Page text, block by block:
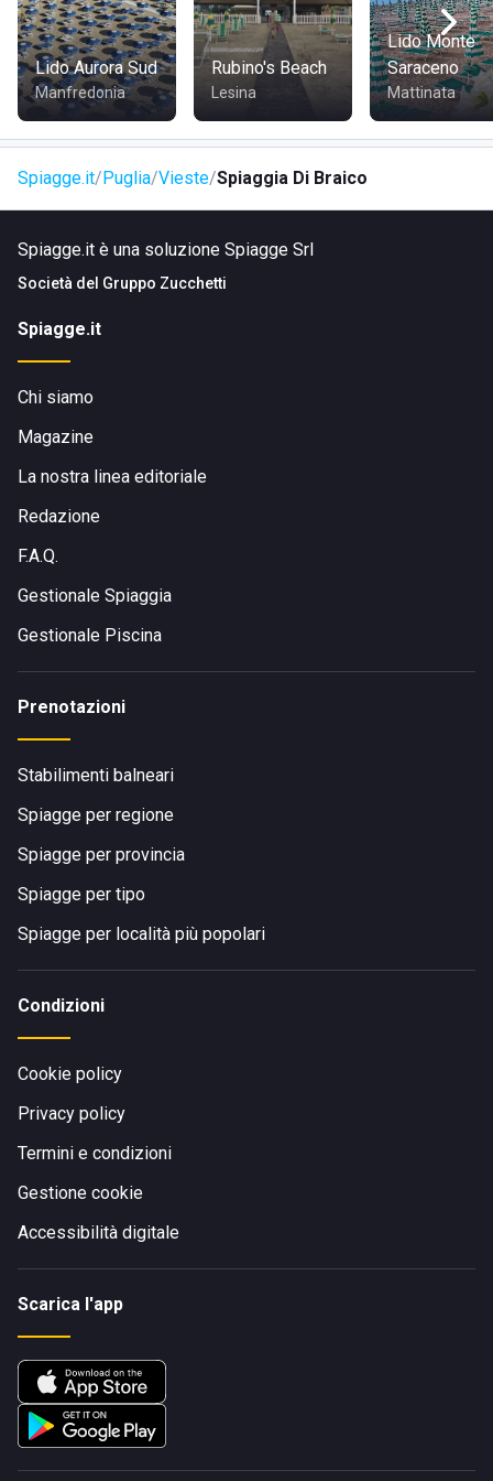
Lido Aurora Sud
Manfredonia
Rubino's Beach
Lesina
Lido Monte
Saraceno
Mattinata
Spiagge.it Puglia Vieste Spiaggia Di Braico
Spiagge.it è una soluzione Spiagge Srl
Società del Gruppo Zucchetti
Spiagge.it
Chi siamo
Magazine
La nostra linea editoriale
Redazione
F.A.Q.
Gestionale Spiaggia
Gestionale Piscina
Prenotazioni
Stabilimenti balneari
Spiagge per regione
Spiagge per provincia
Spiagge per tipo
Spiagge per località più popolari
Condizioni
Cookie policy
Privacy policy
Termini e condizioni
Gestione cookie
Accessibilità digitale
Scarica l'app